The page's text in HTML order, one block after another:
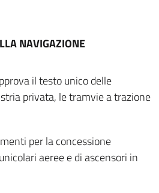
NAVIGAZIONE
il testo unico delle
privata, le tramvie a trazione
per la concessione
aeree e di ascensori in